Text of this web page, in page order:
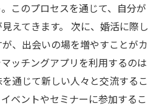
このプロセスを通じて、自分が
えてきます。 次に、婚活に際し
、出会いの場を増やすことがカ
ッチングアプリを利用するのは
通じて新しい人々と交流するこ
ベントやセミナーに参加するこ